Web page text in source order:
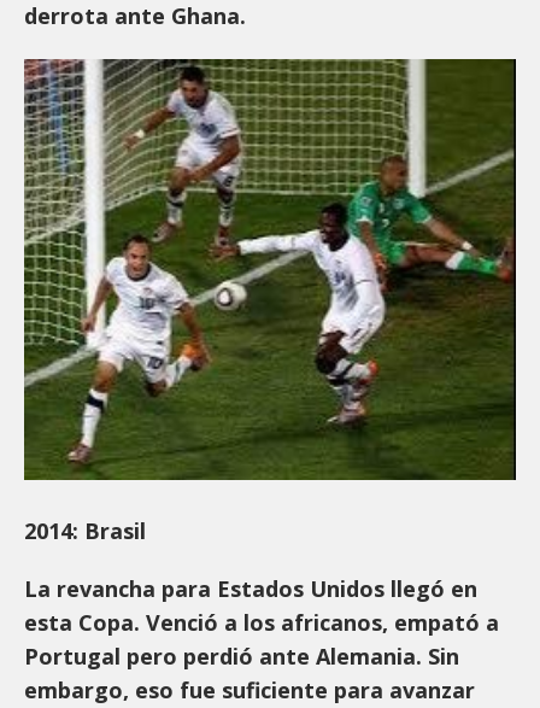
derrota ante Ghana.
2014: Brasil
La revancha para Estados Unidos llegó en
esta Copa. Venció a los africanos, empató a
Portugal pero perdió ante Alemania. Sin
embargo, eso fue suficiente para avanzar